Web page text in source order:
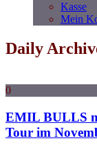
Kasse
Mein
Daily
0
EMIL BULLS
Tour im